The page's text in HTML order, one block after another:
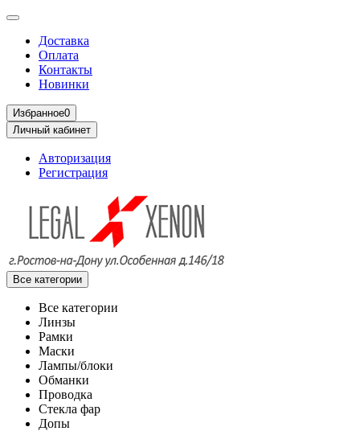
Доставка
Оплата
Контакты
Новинки
Избранное0
Личный кабинет
Авторизация
Регистрация
Все категории
Все категории
Линзы
Рамки
Маски
Лампы/блоки
Обманки
Проводка
Стекла фар
Допы